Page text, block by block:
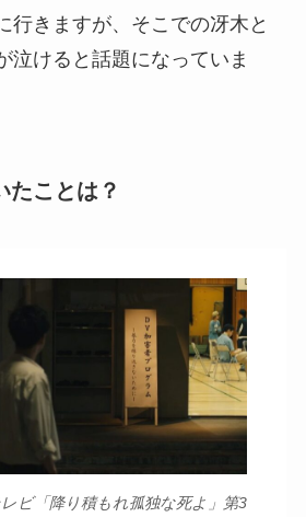
行きますが、そこでの冴木と
泣けると話題になっていま
たことは？
ビ「降り積もれ孤独な死よ」第3